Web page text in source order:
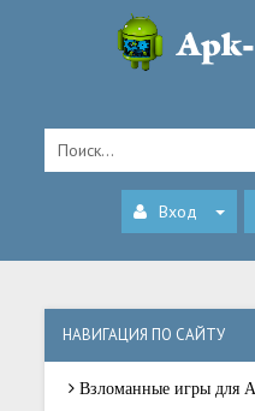
Вход
НАВИГАЦИЯ ПО САЙТУ
Взломанные игры для